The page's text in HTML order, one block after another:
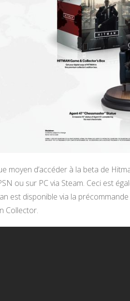
moyen d’accéder à la beta de
ou sur PC via Steam. Ceci est
est disponible via la
Collector.